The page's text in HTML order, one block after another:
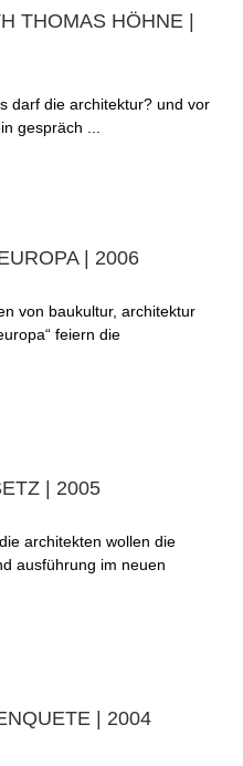
THOMAS HÖHNE |
darf die architektur? und vor
gespräch ...
| 2006
von baukultur, architektur
feiern die
| 2005
architekten wollen die
ausführung im neuen
| 2004